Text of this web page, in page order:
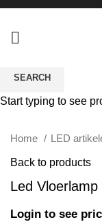
Click to enlarge
Home LED
Back to products
Led Vloerlamp
Login to see
SEARCH
Start typing to see